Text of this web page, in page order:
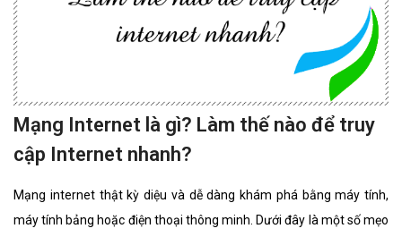
Mạng Internet là gì? Làm thế nào để truy
cập Internet nhanh?
Mạng internet thật kỳ diệu và dễ dàng khám phá bằng máy tính,
máy tính bảng hoặc điện thoại thông minh. Dưới đây là một số mẹo